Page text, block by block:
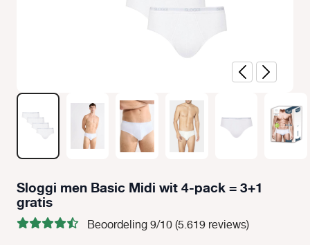
Sloggi men Basic Midi wit 4-pack = 3+1
gratis
Beoordeling 9/10 (5.619 reviews)